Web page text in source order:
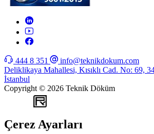
444 8 351
info@teknikdokum.com
Deliklikaya Mahallesi, Kısıklı Cad. No: 69,
İstanbul
Copyright © 2026 Teknik Döküm
Çerez Ayarları